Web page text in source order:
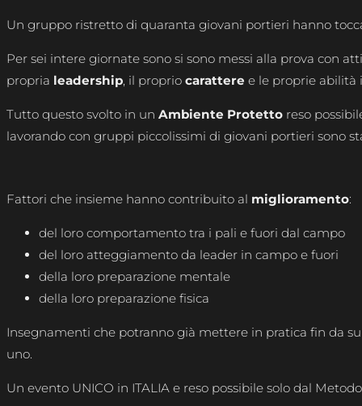
Un gruppo ristretto di quaranta giovani portieri hanno
Per sei intere giornate sono si sono messi alla prova con
propria leadership, il proprio carattere e le proprie abilità
Tutto questo svolto in un Ambiente Protetto reso
lavorando con gruppi piccolissimi di giovani portieri sono
Fattori che insieme hanno contribuito al miglioramento:
del loro comportamento tra i pali e fuori dal campo
del loro atteggiamento da leader in campo e fuori
della loro preparazione mentale
della loro preparazione fisica
Insegnamenti che potranno già mettere in pratica fin da
uno.
Un evento UNICO in ITALIA e reso possibile solo dal